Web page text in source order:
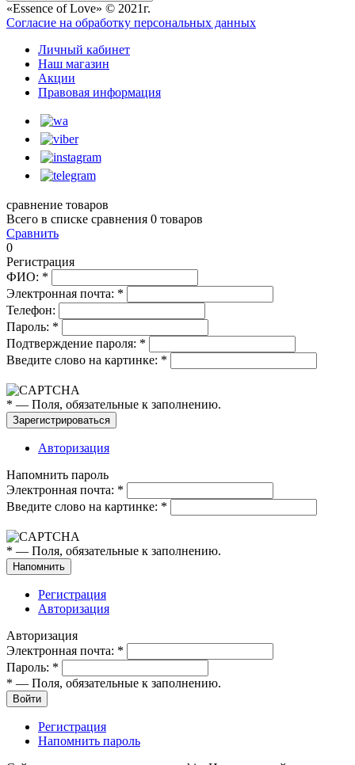
«Essence of Love» © 2021г.
Согласие на обработку персональных данных
Личный кабинет
Наш магазин
Акции
Правовая информация
сравнение товаров
Всего в списке сравнения 0 товаров
Сравнить
0
Регистрация
ФИО: *
Электронная почта: *
Телефон:
Пароль: *
Подтверждение пароля: *
Введите слово на картинке: *
* — Поля, обязательные к заполнению.
Авторизация
Напомнить пароль
Электронная почта: *
Введите слово на картинке: *
* — Поля, обязательные к заполнению.
Регистрация
Авторизация
Авторизация
Электронная почта: *
Пароль: *
* — Поля, обязательные к заполнению.
Регистрация
Напомнить пароль